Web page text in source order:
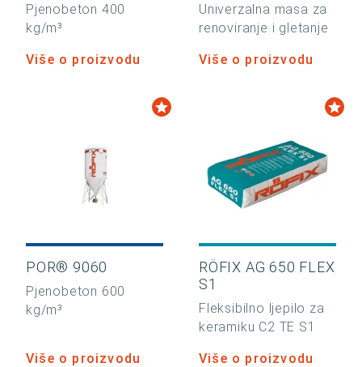
Pjenobeton 400
kg/m³
Više o proizvodu
Univerzalna masa za
renoviranje i gletanje
Više o proizvodu
POR® 9060
Pjenobeton 600
kg/m³
Više o proizvodu
RÖFIX AG 650 FLEX
S1
Fleksibilno ljepilo za
keramiku C2 TE S1
Više o proizvodu